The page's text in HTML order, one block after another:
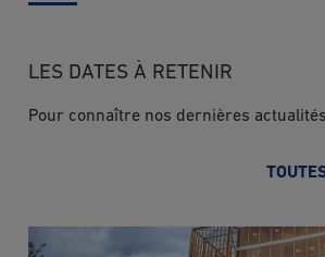
LES DATES À RETENIR
Pour connaître nos dernières actualités